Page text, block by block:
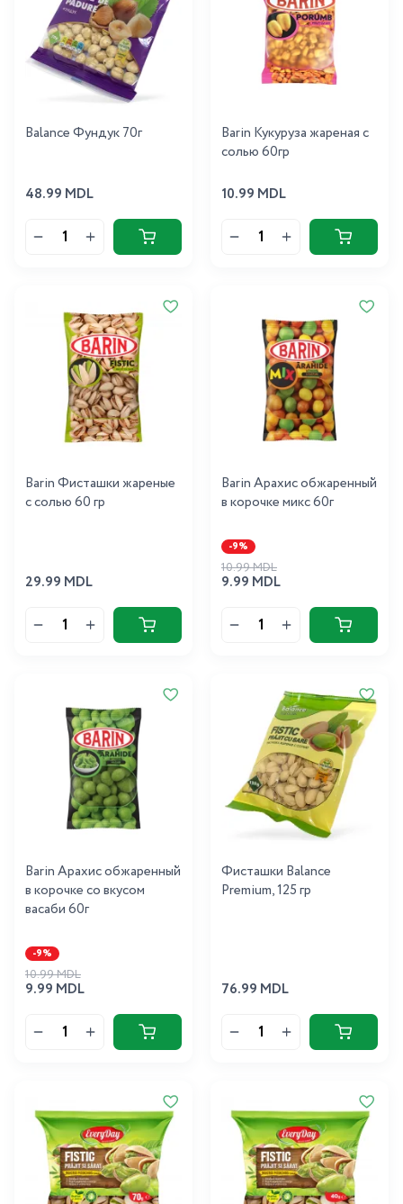
Balance Фундук 70г
48.99 MDL
Barin Кукуруза жареная с
солью 60гр
10.99 MDL
Barin Фисташки жареные
с солью 60 гр
29.99 MDL
Barin Арахис обжаренный
в корочке микс 60г
-9%
9.99 MDL
10.99 MDL
Barin Арахис обжаренный
в корочке со вкусом
васаби 60г
-9%
9.99 MDL
10.99 MDL
Фисташки Balance
Premium, 125 гр
76.99 MDL